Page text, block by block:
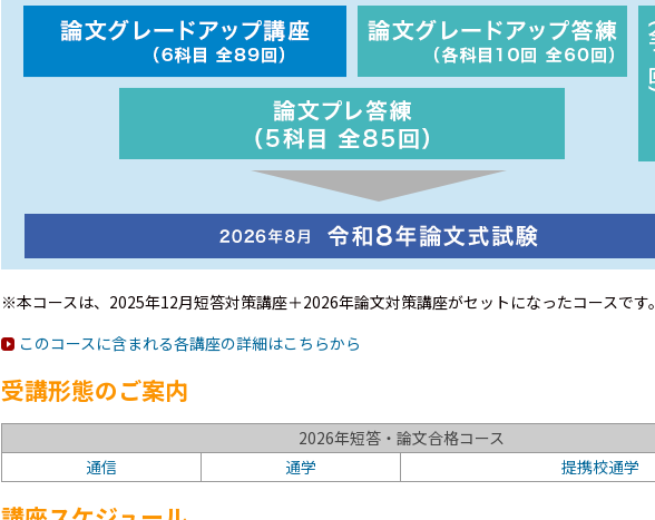
※本コースは、2025年12月短答対策講座＋2026年論文対策講座がセットになったコースです。
このコースに含まれる各講座の詳細はこちらから
受講形態のご案内
2026年短答・論文合格コース
通信
通学 提携校通学